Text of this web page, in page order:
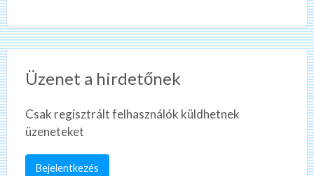
Üzenet a hirdetőnek
Csak regisztrált felhasználók küldhetnek
üzeneteket
Bejelentkezés